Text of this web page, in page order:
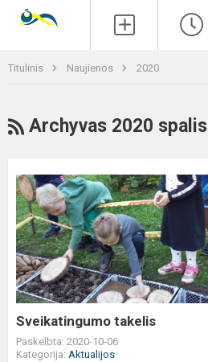
Titulinis Naujienos 2020
RSS
Archyvas 2020 spalis
Sveikatingumo
takelis
Sveikatingumo takelis
Paskelbta: 2020-10-06
Kategorija: Aktualijos